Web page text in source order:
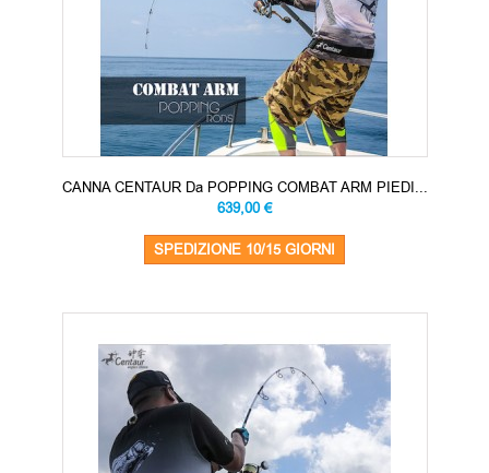
CANNA CENTAUR Da POPPING COMBAT ARM PIEDI...
639,00 €
SPEDIZIONE 10/15 GIORNI